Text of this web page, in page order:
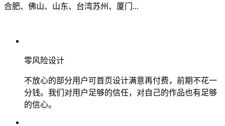
合肥、佛山、山东、台湾苏州、厦门...
零风险设计
不放心的部分用户可首页设计满意再付费，前期不花一
分钱。我们对用户足够的信任，对自己的作品也有足够
的信心。